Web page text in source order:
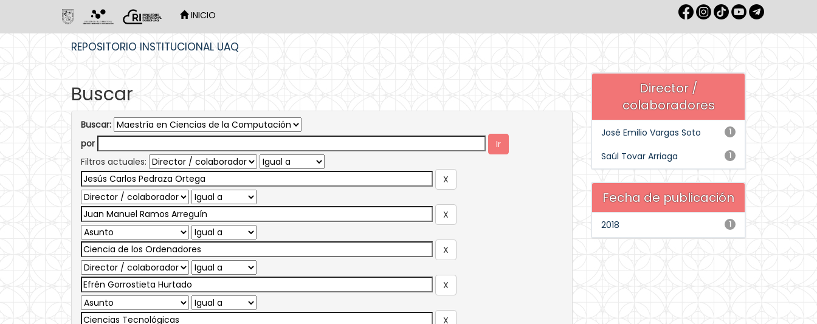
INICIO
REPOSITORIO INSTITUCIONAL UAQ
Buscar
Buscar:
por
Filtros actuales:
Director /
colaboradores
1
José Emilio Vargas Soto
1
Saúl Tovar Arriaga
Fecha de publicación
1
2018